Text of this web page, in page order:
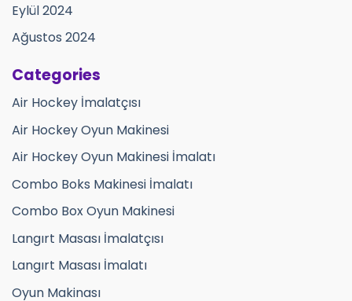
Eylül 2024
Ağustos 2024
Categories
Air Hockey İmalatçısı
Air Hockey Oyun Makinesi
Air Hockey Oyun Makinesi İmalatı
Combo Boks Makinesi İmalatı
Combo Box Oyun Makinesi
Langırt Masası İmalatçısı
Langırt Masası İmalatı
Oyun Makinası